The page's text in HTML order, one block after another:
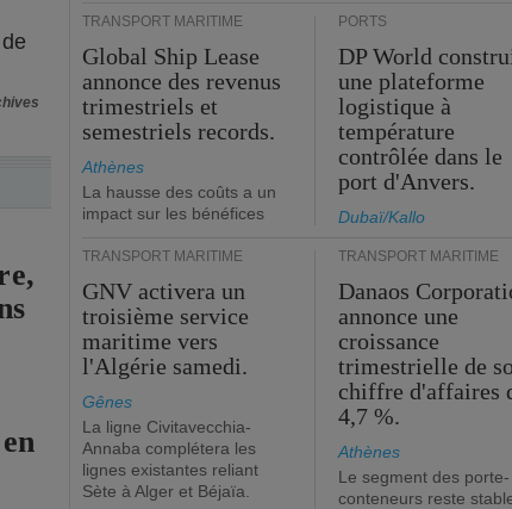
TRANSPORT MARITIME
Global Ship Lease
annonce des revenus
trimestriels et
semestriels records.
Athènes
La hausse des coûts a un
impact sur les bénéfices
PORTS
DP World
une plateforme
logistique à
température
contrôlée dans le
port d'Anvers.
Dubaï/Kallo
TRANSPORT MARITIME
GNV activera un
troisième service
maritime vers
l'Algérie samedi.
Gênes
La ligne Civitavecchia-
Annaba complétera les
lignes existantes reliant
Sète à Alger et Béjaïa.
TRANSPORT MARITIME
Danaos
annonce une
croissance
trimestrielle de
chiffre d'affaires
4,7 %.
Athènes
Le segment des porte-
conteneurs reste